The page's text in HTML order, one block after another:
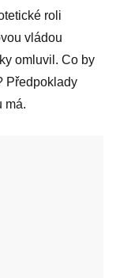
roli
vládou
omluvil. Co by
Předpoklady
má.